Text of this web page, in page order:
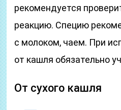
рекомендуется
реакцию. Специю
с молоком, чаем. При
от кашля обязательно
От сухого кашля